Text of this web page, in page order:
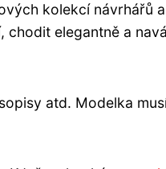
kolekcí návrhářů
elegantně a
atd. Modelka